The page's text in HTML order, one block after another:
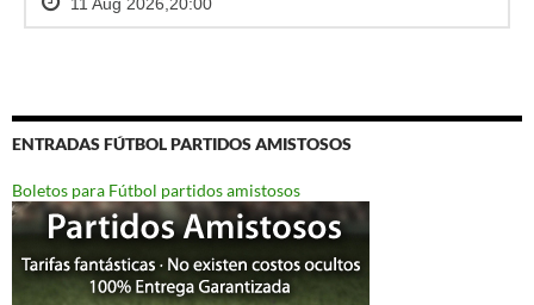
ENTRADAS FÚTBOL PARTIDOS AMISTOSOS
Boletos para Fútbol partidos amistosos